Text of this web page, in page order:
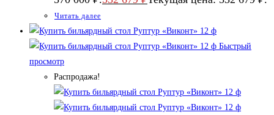
Читать далее
Быстрый
просмотр
Распродажа!